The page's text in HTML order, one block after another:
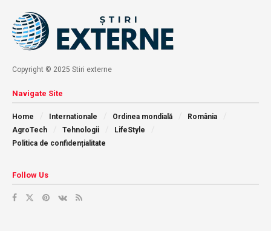
Copyright © 2025 Stiri externe
Navigate Site
Home Internationale Ordinea mondială
România
AgroTech
Tehnologii
LifeStyle
Politica de confidențialitate
Follow Us